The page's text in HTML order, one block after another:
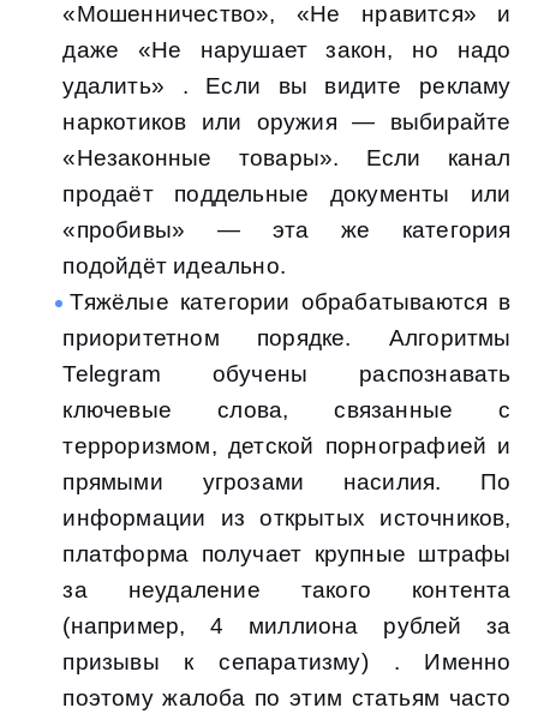
«Мошенничество», «Не нравится» и
даже «Не нарушает закон, но надо
удалить» . Если вы видите рекламу
наркотиков или оружия — выбирайте
«Незаконные товары». Если канал
продаёт поддельные документы или
«пробивы» — эта же категория
подойдёт идеально.
Тяжёлые категории обрабатываются в
приоритетном порядке. Алгоритмы
Telegram обучены распознавать
ключевые слова, связанные с
терроризмом, детской порнографией и
прямыми угрозами насилия. По
информации из открытых источников,
платформа получает крупные штрафы
за неудаление такого контента
(например, 4 миллиона рублей за
призывы к сепаратизму) . Именно
поэтому жалоба по этим статьям часто